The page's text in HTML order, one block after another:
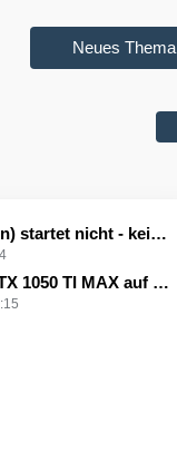
Neues Thema
jemand eine Idee wie man ihn zum Leben erwecken könnte?
auf XPS 9570 Windows 11